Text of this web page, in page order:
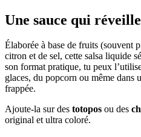
Une sauce qui réveille
Élaborée à base de fruits (souvent
citron et de sel, cette salsa liquide
son format pratique, tu peux
glaces, du popcorn ou même dans
frappée.
Ajoute-la sur des totopos ou des
original et ultra coloré.